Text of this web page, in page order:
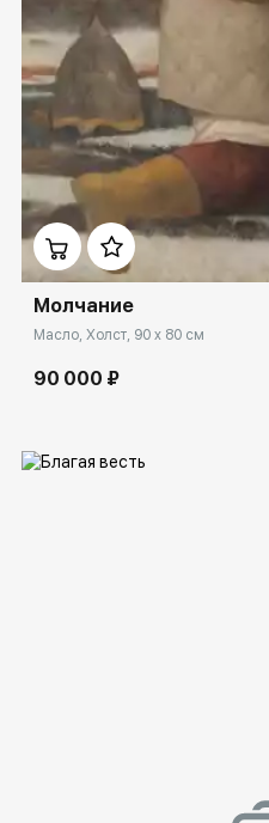
Домен:
Молчание
Масло, Холст, 90 x 80 см
90 000 ₽